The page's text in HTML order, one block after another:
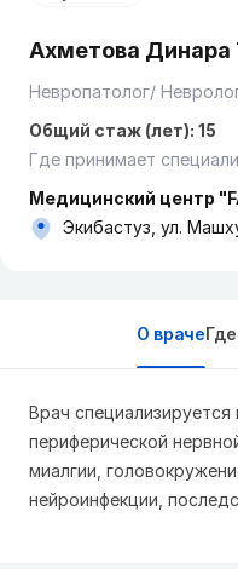
Ахметова Динара
Невропатолог/
Общий стаж (лет): 15
Где принимает
Медицинский центр
Экибастуз, ул.
О враче
Врач
периферической
миалгии,
нейроинфекции,